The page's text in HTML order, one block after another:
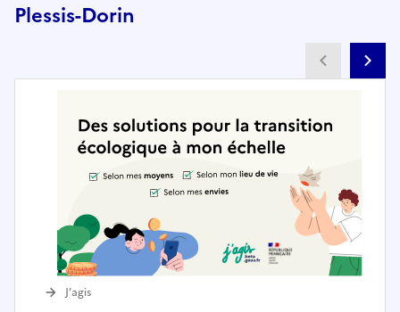
Plessis-Dorin
J’agis